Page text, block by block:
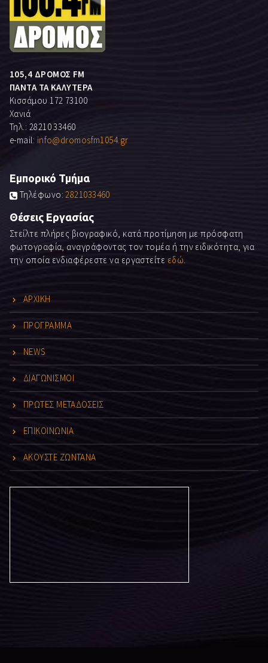
105,4 ΔΡΟΜΟΣ FM
ΠΑΝΤΑ ΤΑ ΚΑΛΥΤΕΡΑ
Κισσάμου 172 73100
Χανιά
Τηλ.: 28210 33460
e-mail: info@dromosfm1054.gr
Εμπορικό Τμήμα
Τηλέφωνο:2821033460
Θέσεις Εργασίας
Στείλτε πλήρες βιογραφικό, κατά προτίμηση με πρόσφατη
φωτογραφία, αναγράφοντας τον τομέα ή την ειδικότητα, για
την οποία ενδιαφέρεστε να εργαστείτε εδώ
ΑΡΧΙΚΗ
ΠΡΟΓΡΑΜΜΑ
NEWS
ΔΙΑΓΩΝΙΣΜΟΙ
ΠΡΩΤΕΣ ΜΕΤΑΔΟΣΕΙΣ
ΕΠΙΚΟΙΝΩΝΙΑ
ΑΚΟΥΣΤΕ ΖΩΝΤΑΝΑ